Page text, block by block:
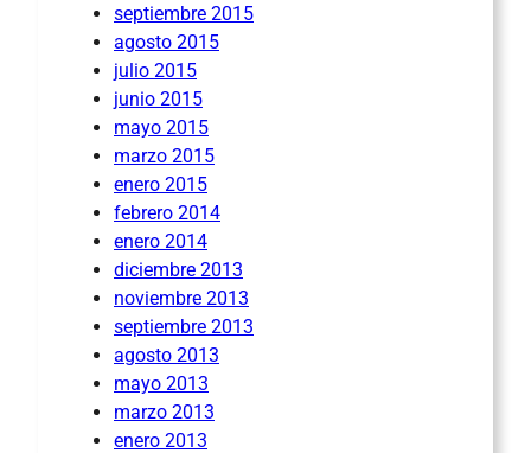
septiembre 2015
agosto 2015
julio 2015
junio 2015
mayo 2015
marzo 2015
enero 2015
febrero 2014
enero 2014
diciembre 2013
noviembre 2013
septiembre 2013
agosto 2013
mayo 2013
marzo 2013
enero 2013